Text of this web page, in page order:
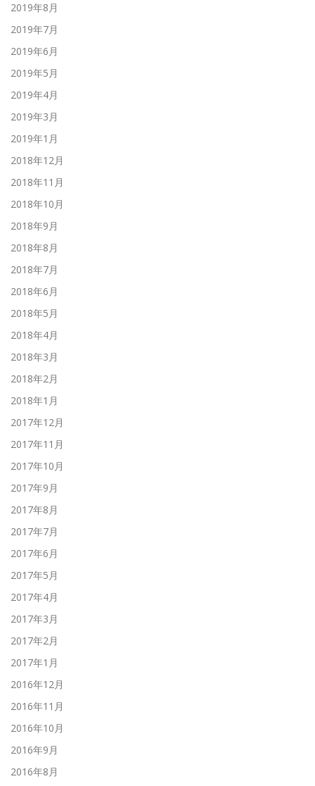
2019年8月
2019年7月
2019年6月
2019年5月
2019年4月
2019年3月
2019年1月
2018年12月
2018年11月
2018年10月
2018年9月
2018年8月
2018年7月
2018年6月
2018年5月
2018年4月
2018年3月
2018年2月
2018年1月
2017年12月
2017年11月
2017年10月
2017年9月
2017年8月
2017年7月
2017年6月
2017年5月
2017年4月
2017年3月
2017年2月
2017年1月
2016年12月
2016年11月
2016年10月
2016年9月
2016年8月